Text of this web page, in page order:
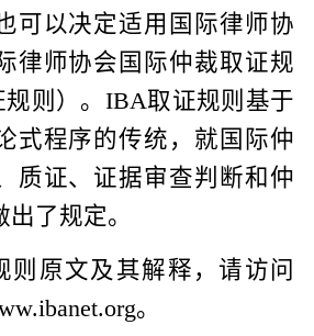
可以决定适用国际律师协
律师协会国际仲裁取证规
则）。IBA取证规则基于
式程序的传统，就国际仲
质证、证据审查判断和仲
了规定。
则原文及其解释，请访问
。